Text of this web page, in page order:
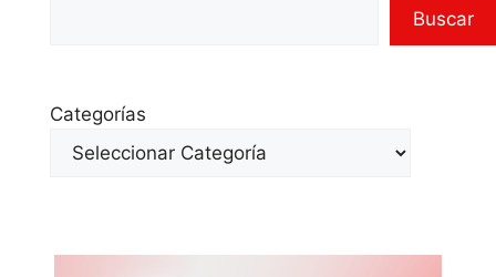
Buscar
Categorías